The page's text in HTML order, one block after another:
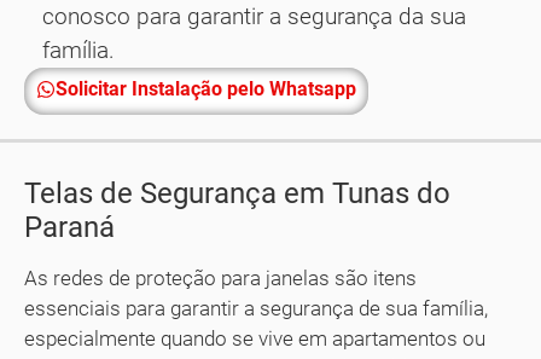
conosco para garantir a segurança da sua
família.
Solicitar Instalação pelo Whatsapp
Telas de Segurança em Tunas do
Paraná
As redes de proteção para janelas são itens
essenciais para garantir a segurança de sua família,
especialmente quando se vive em apartamentos ou